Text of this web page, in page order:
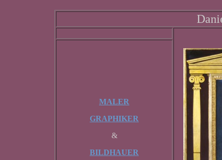
MALER
GRAPHIKER
&
BILDHAUER